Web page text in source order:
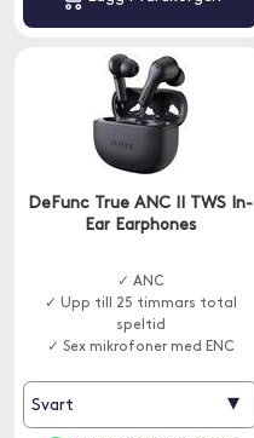
DeFunc True ANC II TWS In-
Ear Earphones
✓ ANC
✓ Upp till 25 timmars total
speltid
✓ Sex mikrofoner med ENC
Svart ▾